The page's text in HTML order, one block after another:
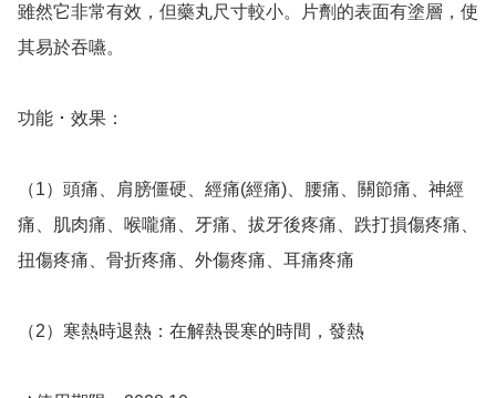
雖然它非常有效，但藥丸尺寸較小。片劑的表面有塗層，使
其易於吞嚥。
功能 ･ 效果：
（1）頭痛、肩膀僵硬、經痛(經痛)、腰痛、關節痛、神經
痛、肌肉痛、喉嚨痛、牙痛、拔牙後疼痛、跌打損傷疼痛、
扭傷疼痛、骨折疼痛、外傷疼痛、耳痛疼痛
（2）寒熱時退熱：在解熱畏寒的時間，發熱